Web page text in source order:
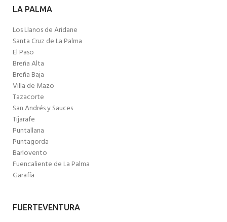
LA PALMA
Los Llanos de Aridane
Santa Cruz de La Palma
El Paso
Breña Alta
Breña Baja
Villa de Mazo
Tazacorte
San Andrés y Sauces
Tijarafe
Puntallana
Puntagorda
Barlovento
Fuencaliente de La Palma
Garafía
FUERTEVENTURA